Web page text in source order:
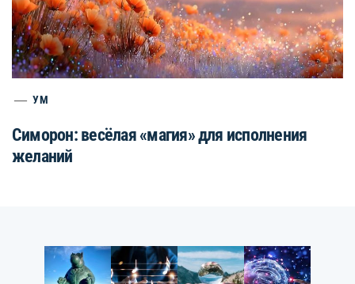
УМ
Симорон: весёлая «магия» для исполнения
желаний